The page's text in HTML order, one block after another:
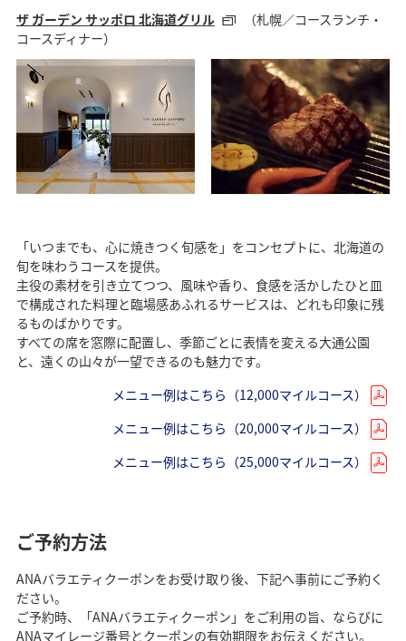
ザ ガーデン サッポロ 北海道グリル
（札幌／コースランチ・
コースディナー）
「いつまでも、心に焼きつく旬感を」をコンセプトに、北海道の
旬を味わうコースを提供。
主役の素材を引き立てつつ、風味や香り、食感を活かしたひと皿
で構成された料理と臨場感あふれるサービスは、どれも印象に残
るものばかりです。
すべての席を窓際に配置し、季節ごとに表情を変える大通公園
と、遠くの山々が一望できるのも魅力です。
メニュー例はこちら（12,000マイルコース）
メニュー例はこちら（20,000マイルコース）
メニュー例はこちら（25,000マイルコース）
ご予約方法
ANAバラエティクーポンをお受け取り後、下記へ事前にご予約く
ださい。
ご予約時、「ANAバラエティクーポン」をご利用の旨、ならびに
ANAマイレージ番号とクーポンの有効期限をお伝えください。